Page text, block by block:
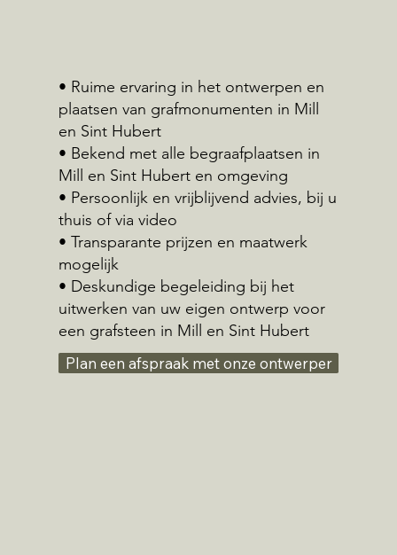
• Ruime ervaring in het ontwerpen en
plaatsen van grafmonumenten in Mill
en Sint Hubert
• Bekend met alle begraafplaatsen in
Mill en Sint Hubert en omgeving
• Persoonlijk en vrijblijvend advies, bij u
thuis of via video
• Transparante prijzen en maatwerk
mogelijk
• Deskundige begeleiding bij het
uitwerken van uw eigen ontwerp voor
een grafsteen in Mill en Sint Hubert
Plan een afspraak met onze ontwerper